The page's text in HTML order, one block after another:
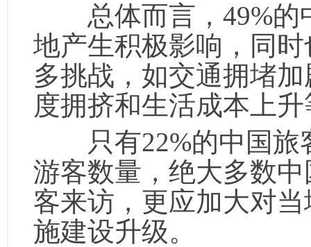
总体而言，49%的
地产生积极影响，同
多挑战，如交通拥堵
度拥挤和生活成本上升
只有22%的中国旅
游客数量，绝大多数
客来访，更应加大对
施建设升级。